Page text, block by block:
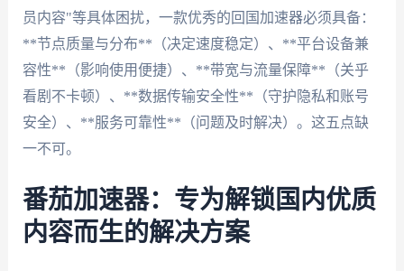
员内容"等具体困扰，一款优秀的回国加速器必须具备：
**节点质量与分布**（决定速度稳定）、**平台设备兼
容性**（影响使用便捷）、**带宽与流量保障**（关乎
看剧不卡顿）、**数据传输安全性**（守护隐私和账号
安全）、**服务可靠性**（问题及时解决）。这五点缺
一不可。
番茄加速器：专为解锁国内优质
内容而生的解决方案